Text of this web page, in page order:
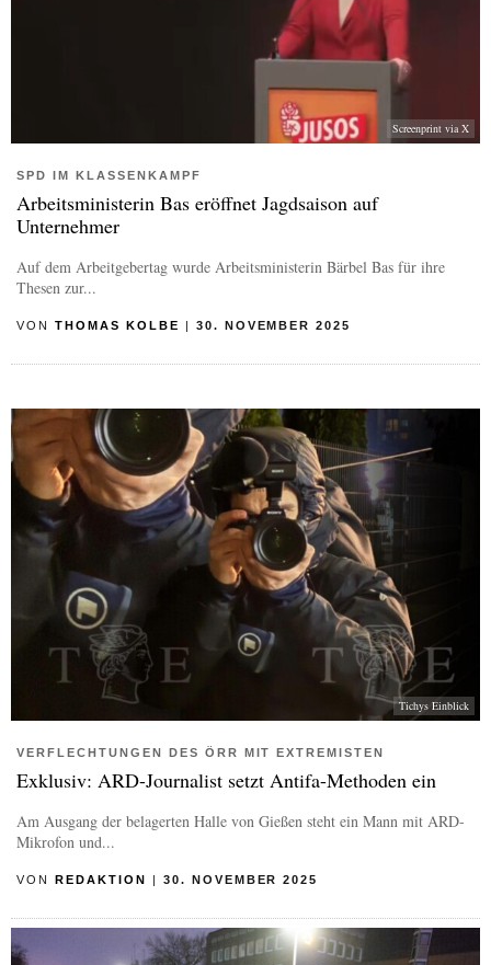
Screenprint via X
SPD IM KLASSENKAMPF
Arbeitsministerin Bas eröffnet Jagdsaison auf
Unternehmer
Auf dem Arbeitgebertag wurde Arbeitsministerin Bärbel Bas für ihre
Thesen zur...
VON THOMAS KOLBE | 30. NOVEMBER 2025
Tichys Einblick
VERFLECHTUNGEN DES ÖRR MIT EXTREMISTEN
Exklusiv: ARD-Journalist setzt Antifa-Methoden ein
Am Ausgang der belagerten Halle von Gießen steht ein Mann mit ARD-
Mikrofon und...
VON REDAKTION | 30. NOVEMBER 2025